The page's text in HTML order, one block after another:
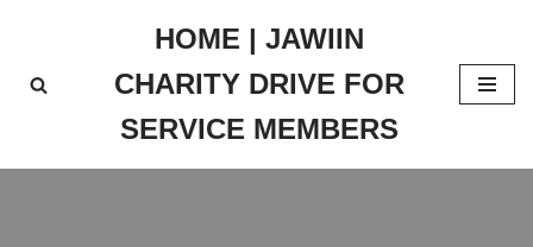
to
HOME | JAWIIN
CHARITY DRIVE FOR
SERVICE MEMBERS